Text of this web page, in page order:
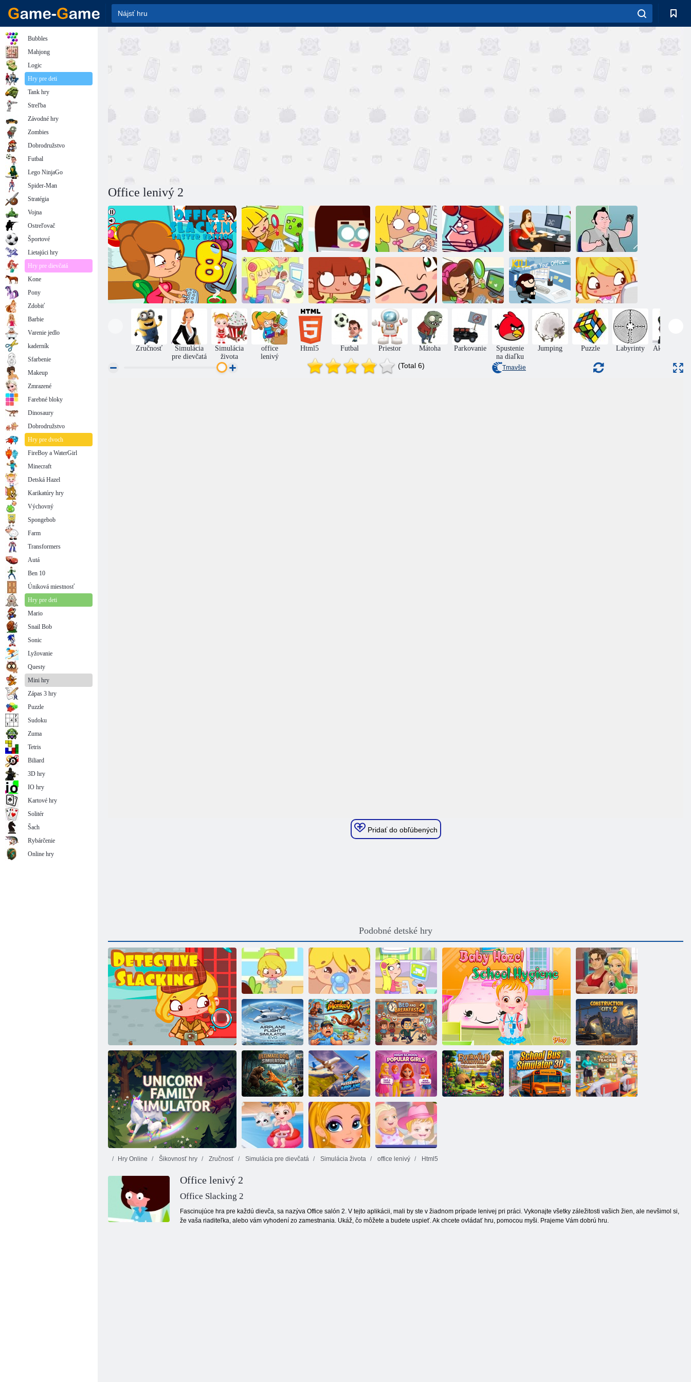
Office lenivý 2
Office lenivý 9 Office lenivý 3 Office lenivý 4 Office lenivý 1
Anna v
kancelárii
úrad zábava
Úrad leňoch 10 Úrad leňoch 11 Úrad leňoch 6 Úrad leňoch 7
Zabiť čas v
kancelárii
Úrad leňoch 13
Zručnosť
Simulácia
pre dievčatá
Simulácia
života
office
lenivý
Html5 Futbal Priestor Mátoha Parkovanie
Spustenie
na diaľku
Jumping Puzzle Labyrinty Akčný Boys
(Total 6) Tmavšie
Pridať do obľúbených
Podobné detské hry
Sarah-detektívne
Úrad leňoch 14
Stráženie detí
porucha 2
Kancelária žarty
Laura null
Fitness cvičenie
XL
Letecký
simulátor lietadla
Som opica Penzión 2
Stavebné mesto
2
Simulátor psa
Simulátor
osobného
lietadla
Populárne
dievčatá na
strednej škole
Hry Online Šikovnosť hry Zručnosť Simulácia pre dievčatá Simulácia života office lenivý Html5
Office lenivý 2
Office Slacking 2
Fascinujúce hra pre každú dievča, sa nazýva Office salón 2. V tejto aplikácii, mali by ste v žiadnom prípade lenivej pri práci. Vykonajte všetky záležitosti vašich žien, ale nevšimol si,
že vaša riaditeľka, alebo vám vyhodení zo zamestnania. Ukáž, čo môžete a budete uspieť. Ak chcete ovládať hru, pomocou myši. Prajeme Vám dobrú hru.
Bubbles
Mahjong
Logic
Hry pre deti
Tank hry
Streľba
Závodné hry
Zombies
Dobrodružstvo
Futbal
Lego NinjaGo
Spider-Man
Stratégia
Vojna
Ostreľovač
Športové
Lietajúci hry
Hry pre dievčatá
Kone
Pony
Zdobiť
Barbie
Varenie jedlo
kaderník
Sfarbenie
Makeup
Zmrazené
Farebné bloky
Dinosaury
Dobrodružstvo
Hry pre dvoch
FireBoy a WaterGirl
Minecraft
Detská Hazel
Karikatúry hry
Výchovný
Spongebob
Farm
Transformers
Autá
Ben 10
Úniková miestnosť
Hry pre deti
Mario
Snail Bob
Sonic
Lyžovanie
Questy
Mini hry
Zápas 3 hry
Puzzle
Sudoku
Zuma
Tetris
Biliard
3D hry
IO hry
Kartové hry
Solitér
Šach
Rybárčenie
Online hry